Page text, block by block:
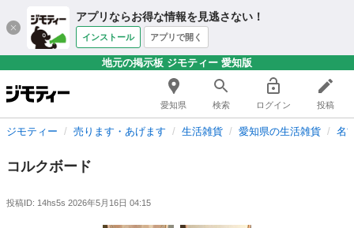
アプリならお得な情報を見逃さない！
インストール アプリで開く
地元の掲示板 ジモティー 愛知版
愛知県 検索 ログイン 投稿
ジモティー 売ります・あげます 生活雑貨 愛知県の生活雑貨 名
コルクボード
投稿ID: 14hs5s 2026年5月16日 04:15